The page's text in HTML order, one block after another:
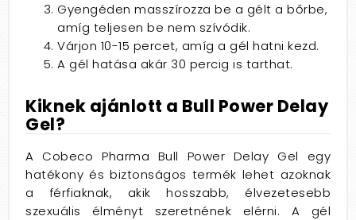
Gyengéden masszírozza be a gélt a bőrbe,
amíg teljesen be nem szívódik.
Várjon 10-15 percet, amíg a gél hatni kezd.
A gél hatása akár 30 percig is tarthat.
Kiknek ajánlott a Bull Power Delay
Gel?
A Cobeco Pharma Bull Power Delay Gel egy
hatékony és biztonságos termék lehet azoknak
a férfiaknak, akik hosszabb, élvezetesebb
szexuális élményt szeretnének elérni. A gél